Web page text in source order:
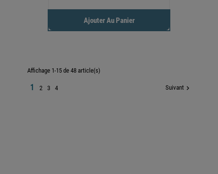
Ajouter Au Panier
Affichage 1-15 de 48 article(s)
1 2 3 4 Suivant 